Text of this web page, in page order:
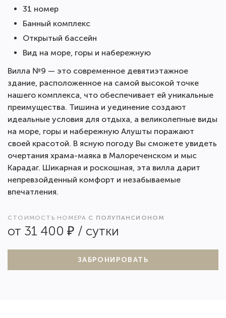
31 номер
Банный комплекс
Открытый бассейн
Вид на море, горы и набережную
Вилла №9 — это современное девятиэтажное
здание, расположенное на самой высокой точке
нашего комплекса, что обеспечивает ей уникальные
преимущества. Тишина и уединение создают
идеальные условия для отдыха, а великолепные виды
на море, горы и набережную Алушты поражают
своей красотой. В ясную погоду Вы сможете увидеть
очертания храма-маяка в Малореченском и мыс
Карадаг. Шикарная и роскошная, эта вилла дарит
непревзойденный комфорт и незабываемые
впечатления.
СТОИМОСТЬ НОМЕРА С ПОЛУПАНСИОНОМ
от 31 400 ₽ / сутки
ЗАБРОНИРОВАТЬ